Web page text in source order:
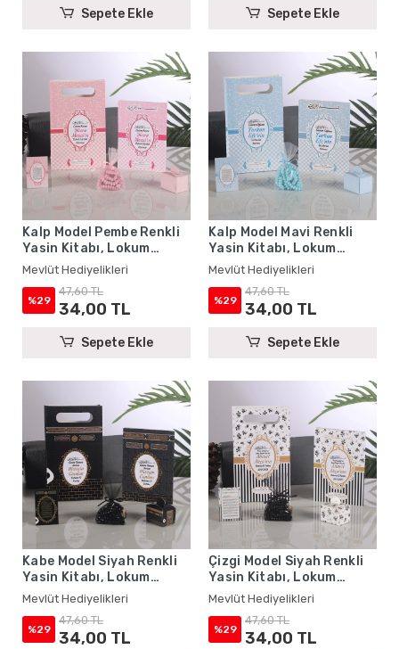
Sepete Ekle Sepete Ekle
Kalp Model Pembe Renkli
Yasin Kitabı, Lokum
Kutusu, Magnet, Karton
Çanta ve Tesbih - Mevlüt
Hediyelikleri
Mevlüt Hediyelikleri
%29
47,60 TL
34,00 TL
Sepete Ekle
Kalp Model Mavi Renkli
Yasin Kitabı, Lokum
Kutusu, Magnet, Karton
Çanta ve Tesbih - Mevlüt
Hediyelikleri
Mevlüt Hediyelikleri
%29
47,60 TL
34,00 TL
Sepete Ekle
Kabe Model Siyah Renkli
Yasin Kitabı, Lokum
Kutusu, Magnet, Karton
Çanta ve Tesbih - Mevlüt
Hediyelikleri
Mevlüt Hediyelikleri
%29
47,60 TL
34,00 TL
Çizgi Model Siyah Renkli
Yasin Kitabı, Lokum
Kutusu, Magnet, Karton
Çanta ve Tesbih - Mevlüt
Hediyelikleri
Mevlüt Hediyelikleri
%29
47,60 TL
34,00 TL